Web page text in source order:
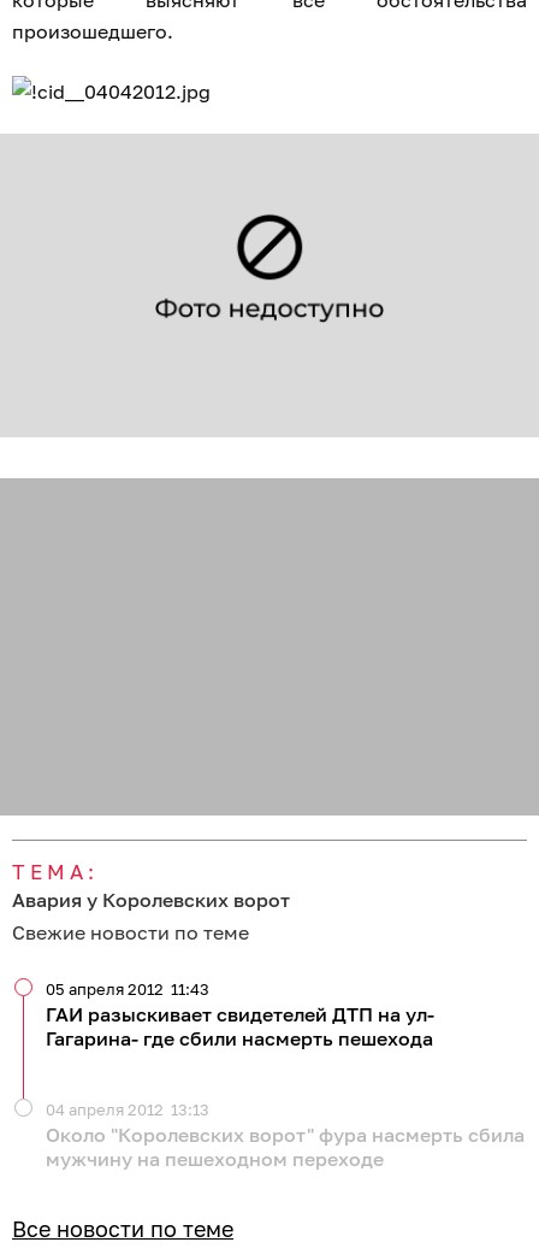
произошедшего.
ТЕМА:
Авария у Королевских ворот
Свежие новости по теме
ГАИ разыскивает свидетелей ДТП на ул-
Гагарина- где сбили насмерть пешехода
05 апреля 2012 11:43
Около "Королевских ворот" фура насмерть сбила
мужчину на пешеходном переходе
04 апреля 2012 13:13
Все новости по теме